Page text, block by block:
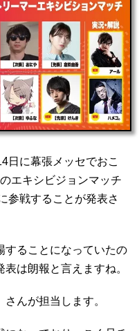
日に幕張メッセでおこ
のエキシビジョンマッチ
参戦することが発表さ
することになっていたの
は朗報と言えますね。
んが担当します。